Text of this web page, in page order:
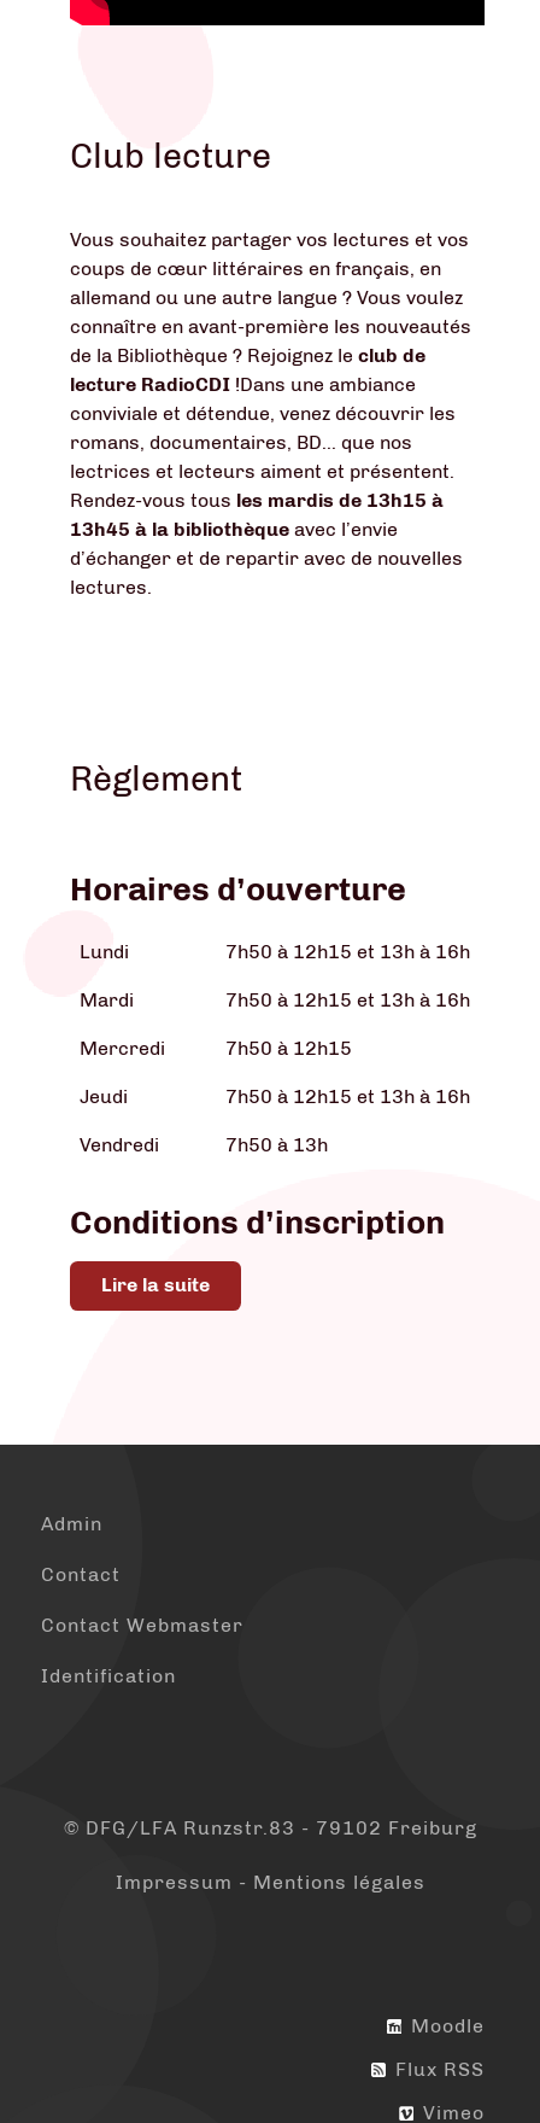
Club lecture
Vous souhaitez partager vos lectures et vos
coups de cœur littéraires en français, en
allemand ou une autre langue ? Vous voulez
connaître en avant-première les nouveautés
de la Bibliothèque ? Rejoignez le club de
lecture RadioCDI !Dans une ambiance
conviviale et détendue, venez découvrir les
romans, documentaires, BD... que nos
lectrices et lecteurs aiment et présentent.
Rendez-vous tous les mardis de 13h15 à
13h45 à la bibliothèque avec l’envie
d’échanger et de repartir avec de nouvelles
lectures.
Règlement
Horaires d’ouverture
Lundi 7h50 à 12h15 et 13h à 16h
Mardi 7h50 à 12h15 et 13h à 16h
Mercredi 7h50 à 12h15
Jeudi 7h50 à 12h15 et 13h à 16h
Vendredi 7h50 à 13h
Conditions d’inscription
Lire la suite
Admin
Contact
Contact Webmaster
Identification
© DFG/LFA Runzstr.83 - 79102 Freiburg
Impressum - Mentions légales
Moodle
Flux RSS
Vimeo